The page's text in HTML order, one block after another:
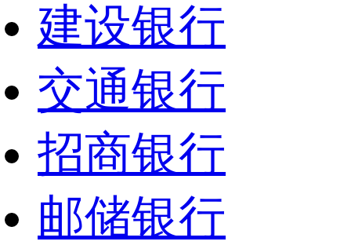
建设银行
交通银行
招商银行
邮储银行